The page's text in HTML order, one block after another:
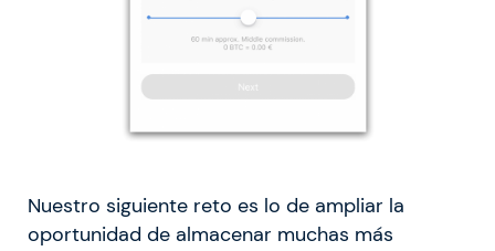
Nuestro siguiente reto es lo de ampliar la
oportunidad de almacenar muchas más